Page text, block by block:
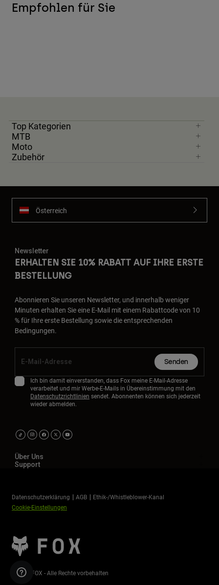
Empfohlen für Sie
Top Kategorien
MTB
Moto
Zubehör
Österreich
Newsletter
ERHALTEN SIE 10% RABATT AUF IHRE ERSTE
BESTELLUNG
Abonnieren Sie unseren Newsletter, und innerhalb weniger
Minuten erhalten Sie eine E-Mail mit einem Rabattcode von 10
% für Ihre erste Bestellung sowie die entsprechenden
Bedingungen.
Senden
Ich bin damit einverstanden, dass Fox meine E-Mail-Adresse
verarbeitet und mir Werbe-E-Mails in Übereinstimmung mit den
Datenschutzrichtlinien sendet. Abonnenten können sich jederzeit
wieder abmelden.
Über Uns
Support
Datenschutzerklärung AGB
Ethik-/Whistleblower-Kanal
Cookie-Einstellungen
©2026 FOX - Alle Rechte vorbehalten